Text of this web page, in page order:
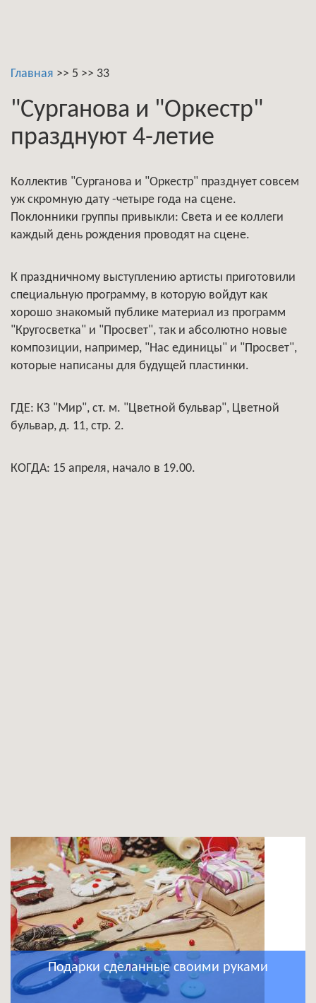
Главная >> 5 >> 33
"Сурганова и "Оркестр"
празднуют 4-летие
Коллектив "Сурганова и "Оркестр" празднует совсем
уж скромную дату -четыре года на сцене.
Поклонники группы привыкли: Света и ее коллеги
каждый день рождения проводят на сцене.
К праздничному выступлению артисты приготовили
специальную программу, в которую войдут как
хорошо знакомый публике материал из программ
"Кругосветка" и "Просвет", так и абсолютно новые
композиции, например, "Нас единицы" и "Просвет",
которые написаны для будущей пластинки.
ГДЕ: КЗ "Мир", ст. м. "Цветной бульвар", Цветной
бульвар, д. 11, стр. 2.
КОГДА: 15 апреля, начало в 19.00.
Подарки сделанные своими руками